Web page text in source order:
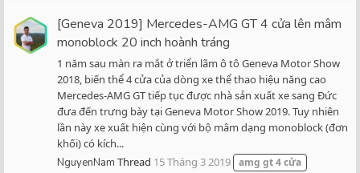
[Geneva 2019] Mercedes-AMG GT 4 cửa lên mâm
monoblock 20 inch hoành tráng
1 năm sau màn ra mắt ở triển lãm ô tô Geneva Motor Show
2018, biến thể 4 cửa của dòng xe thể thao hiệu năng cao
Mercedes-AMG GT tiếp tục được nhà sản xuất xe sang Đức
đưa đến trưng bày tại Geneva Motor Show 2019. Tuy nhiên
lần này xe xuất hiện cùng với bộ mâm dạng monoblock (đơn
khối) có kích...
NguyenNam Thread 15 Tháng 3 2019 amg gt4cửa